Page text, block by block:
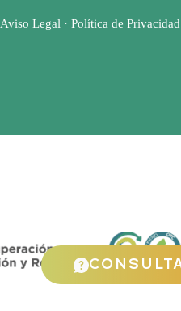
Aviso Legal · Política de Privacidad